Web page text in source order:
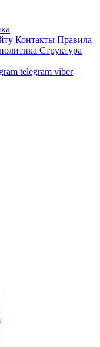
Контакты Правила
Структура
telegram viber